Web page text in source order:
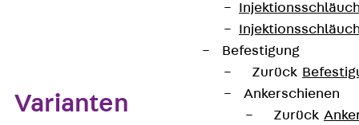
Befestigung
Zurück
Ankerschienen
Zurück
Varianten